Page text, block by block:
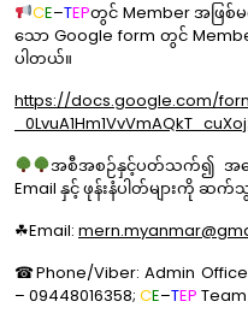
CE–TEPတွင် Member အဖြစ်
သော Google form တွင်
ပါတယ်။
https://docs.google.com/
အစီအစဉ်နှင့်ပတ်သက်၍ အသ
Email နှင့် ဖုန်းနံပါတ်များကို ဆ
☘Email:
☎Phone/Viber: Admin Officer
– 09448016358; CE–TEP